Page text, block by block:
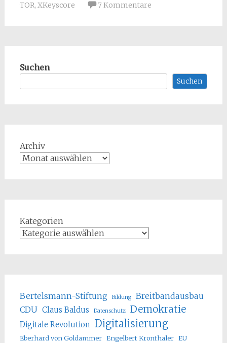
TOR, XKeyscore 7 Kommentare
Suchen
Suchen
Archiv
Kategorien
Bertelsmann-Stiftung Bildung
Breitbandausbau
CDU Claus Baldus Datenschutz Demokratie
Digitale Revolution Digitalisierung
Eberhard von Goldammer Engelbert Kronthaler EU